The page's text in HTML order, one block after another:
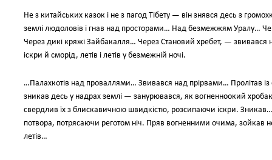
Не з китайських казок і не з пагод Тібету — він знявся десь з
землі людоловів і гнав над просторами… Над безмежжям Уралу…
Через дикі кряжі Зайбакалля… Через Становий хребет, —
іскри й сморід, летів і летів у безмежній ночі.
…Палахкотів над проваллями… Звивався над прірвами… Пролітав
зникав десь у надрах землі — занурювався, як вогненноокий хробак,
свердлив їх з блискавичною швидкістю, розсипаючи іскри.
потвора, потрясаючи реготом ніч. Пряв вогненними очима, зойкав
летів…